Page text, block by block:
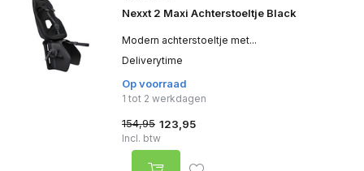
Nexxt 2 Maxi Achterstoeltje Black
Modern achterstoeltje met...
Deliverytime
Op voorraad
1 tot 2 werkdagen
154,95 123,95
Incl. btw